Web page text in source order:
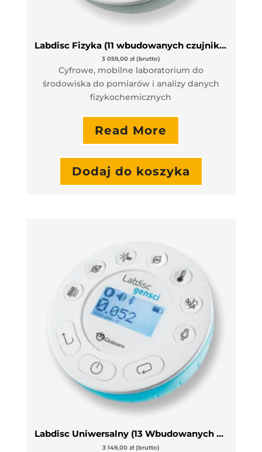
Labdisc Fizyka (11 wbudowanych czujników)
3 059,00 zł (brutto)
Cyfrowe, mobilne laboratorium do
środowiska do pomiarów i analizy danych
fizykochemicznych
Read More
Dodaj do koszyka
Labdisc Uniwersalny (13 Wbudowanych Czujników Pomiarowych)
3 149,00 zł (brutto)